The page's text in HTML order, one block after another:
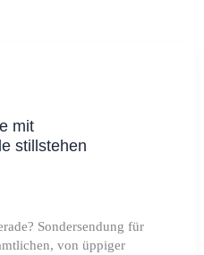
mit
stillstehen
Sondersendung für
von üppiger